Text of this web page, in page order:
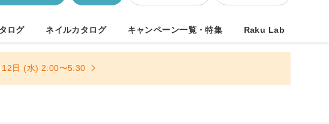
ログ ネイルカタログ キャンペーン一覧・特集 Raku Lab
12日 (水) 2:00〜5:30